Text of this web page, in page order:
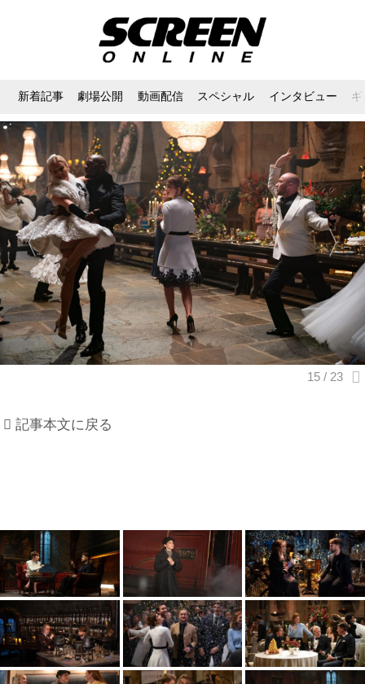
新着記事 劇場公開 動画配信 スペシャル インタビュー
記事本文に戻る